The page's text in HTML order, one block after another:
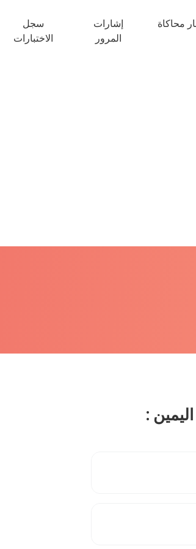
محاكاة
إشارات
المرور
سجل
الاختبارات
: